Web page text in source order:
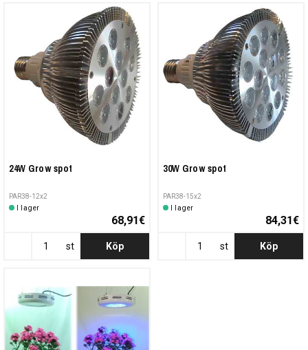
24W Grow spot
PAR38-12x2
I lager
68,91€
st Köp
30W Grow spot
PAR38-15x2
I lager
84,31€
st Köp